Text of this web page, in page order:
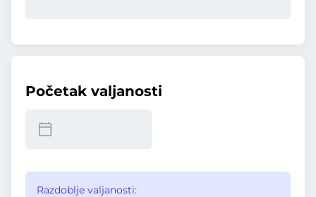
Početak valjanosti
Razdoblje valjanosti: